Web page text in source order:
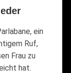
ein
Ruf,
Frau zu
hat.